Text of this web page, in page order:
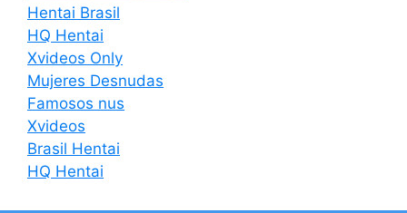
Hentai Brasil
HQ Hentai
Xvideos Only
Mujeres Desnudas
Famosos nus
Xvideos
Brasil Hentai
HQ Hentai